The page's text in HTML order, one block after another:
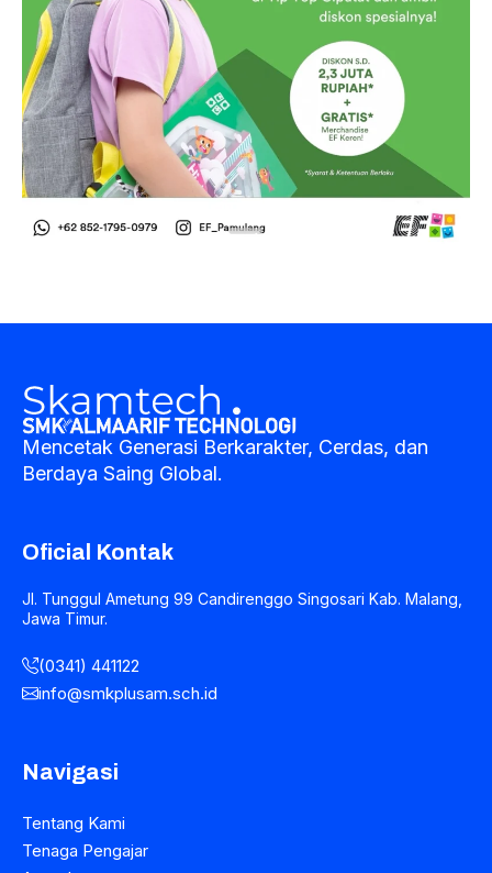
Mencetak Generasi Berkarakter, Cerdas, dan
Berdaya Saing Global.
Oficial Kontak
Jl. Tunggul Ametung 99 Candirenggo Singosari Kab. Malang,
Jawa Timur.
(0341) 441122
info@smkplusam.sch.id
Navigasi
Tentang Kami
Tenaga Pengajar